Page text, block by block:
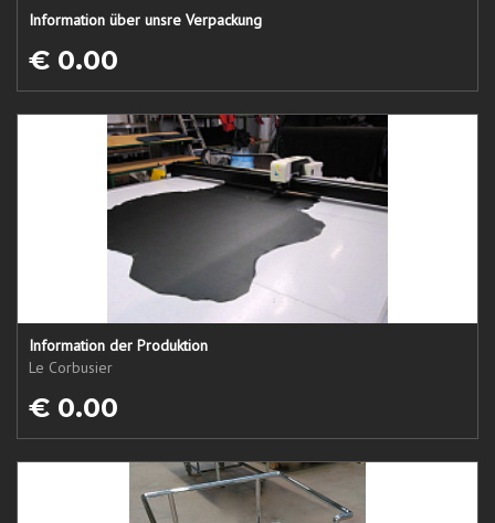
Information über unsre Verpackung
€ 0.00
Information der Produktion
Le Corbusier
€ 0.00